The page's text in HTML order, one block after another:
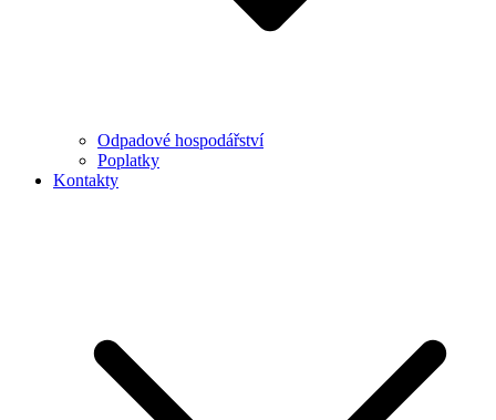
Odpadové hospodářství
Poplatky
Kontakty